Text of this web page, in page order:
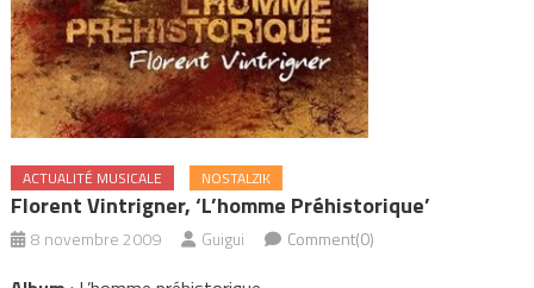
ACTUALITÉ MUSICALE NOSTALZIK
Florent Vintrigner, ‘L’homme Préhistorique’
8 novembre 2009 Guigui Comment(0)